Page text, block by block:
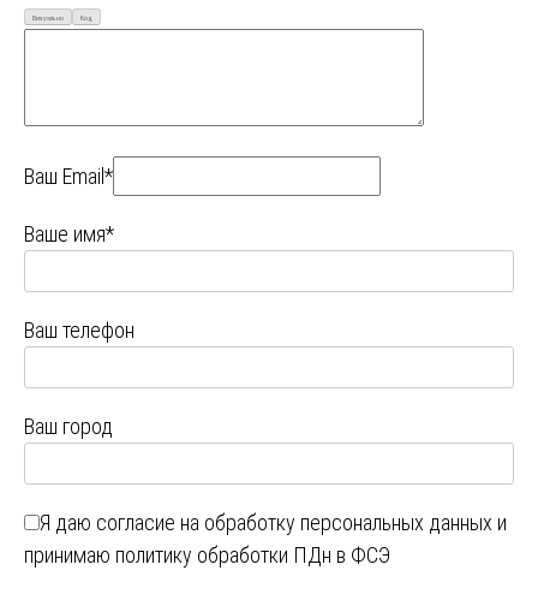
Визуально Код
Ваш Email*
Ваше имя*
Ваш телефон
Ваш город
Я даю согласие на обработку персональных данных и
принимаю политику обработки ПДн в ФСЭ